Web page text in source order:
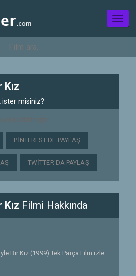
ister misiniz?
PINTEREST'DE PAYLAŞ
TWITTER'DA PAYLAŞ
Filmi Hakkında
Bir Kız (1999) Tek Parça Film izle.